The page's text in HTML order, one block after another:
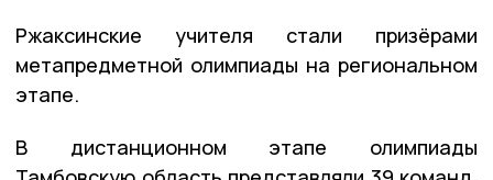
Ржаксинские учителя стали призёрами
метапредметной олимпиады на региональном
этапе.
В дистанционном этапе олимпиады